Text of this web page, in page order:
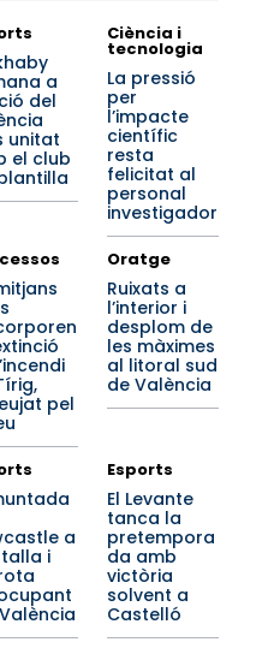
a
del
unitat
el club
Ciència i
tecnologia
La pressió
per
l’impacte
científic
resta
felicitat al
personal
investigador
pel
Oratge
Ruixats a
l’interior i
desplom de
les màximes
al litoral sud
de València
a
i
Esports
El Levante
tanca la
pretempora
da amb
victòria
solvent a
Castelló